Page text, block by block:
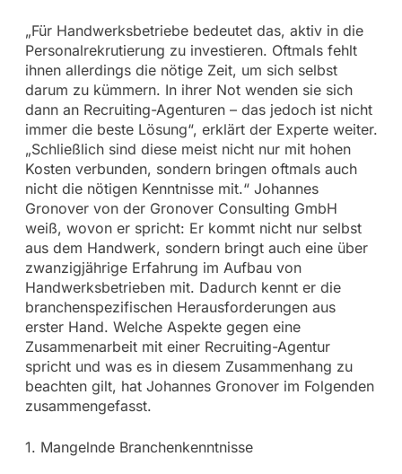
„Für Handwerksbetriebe bedeutet das, aktiv in die
Personalrekrutierung zu investieren. Oftmals fehlt
ihnen allerdings die nötige Zeit, um sich selbst
darum zu kümmern. In ihrer Not wenden sie sich
dann an Recruiting-Agenturen – das jedoch ist nicht
immer die beste Lösung“, erklärt der Experte weiter.
„Schließlich sind diese meist nicht nur mit hohen
Kosten verbunden, sondern bringen oftmals auch
nicht die nötigen Kenntnisse mit.“ Johannes
Gronover von der Gronover Consulting GmbH
weiß, wovon er spricht: Er kommt nicht nur selbst
aus dem Handwerk, sondern bringt auch eine über
zwanzigjährige Erfahrung im Aufbau von
Handwerksbetrieben mit. Dadurch kennt er die
branchenspezifischen Herausforderungen aus
erster Hand. Welche Aspekte gegen eine
Zusammenarbeit mit einer Recruiting-Agentur
spricht und was es in diesem Zusammenhang zu
beachten gilt, hat Johannes Gronover im Folgenden
zusammengefasst.
1. Mangelnde Branchenkenntnisse